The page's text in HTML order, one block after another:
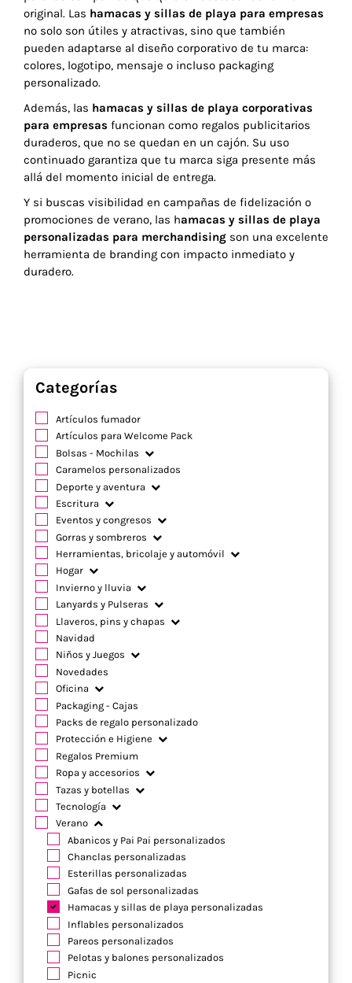
original. Las hamacas y sillas de playa para empresas
no solo son útiles y atractivas, sino que también
pueden adaptarse al diseño corporativo de tu marca:
colores, logotipo, mensaje o incluso packaging
personalizado.
Además, las hamacas y sillas de playa corporativas
para empresas funcionan como regalos publicitarios
duraderos, que no se quedan en un cajón. Su uso
continuado garantiza que tu marca siga presente más
allá del momento inicial de entrega.
Y si buscas visibilidad en campañas de fidelización o
promociones de verano, las hamacas y sillas de playa
personalizadas para merchandising son una excelente
herramienta de branding con impacto inmediato y
duradero.
Categorías
Artículos fumador
Artículos para Welcome Pack
Bolsas - Mochilas
Caramelos personalizados
Deporte y aventura
Escritura
Eventos y congresos
Gorras y sombreros
Herramientas, bricolaje y automóvil
Hogar
Invierno y lluvia
Lanyards y Pulseras
Llaveros, pins y chapas
Navidad
Niños y Juegos
Novedades
Oficina
Packaging - Cajas
Packs de regalo personalizado
Protección e Higiene
Regalos Premium
Ropa y accesorios
Tazas y botellas
Tecnología
Verano
Abanicos y Pai Pai personalizados
Chanclas personalizadas
Esterillas personalizadas
Gafas de sol personalizadas
Hamacas y sillas de playa personalizadas
Inflables personalizados
Pareos personalizados
Pelotas y balones personalizados
Picnic